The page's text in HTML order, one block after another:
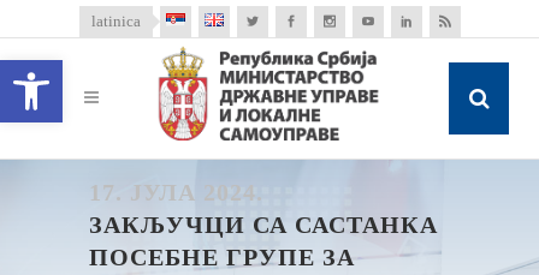
Open toolbar
latinica
17. ЈУЛА 2024.
ЗАКЉУЧЦИ СА САСТАНКА
ПОСЕБНЕ ГРУПЕ ЗА